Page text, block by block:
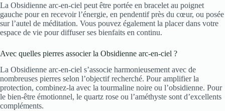
La Obsidienne arc-en-ciel peut être portée en bracelet au poignet
gauche pour en recevoir l’énergie, en pendentif près du cœur, ou posée
sur l’autel de méditation. Vous pouvez également la placer dans votre
espace de vie pour diffuser ses bienfaits en continu.
Avec quelles pierres associer la Obsidienne arc-en-ciel ?
La Obsidienne arc-en-ciel s’associe harmonieusement avec de
nombreuses pierres selon l’objectif recherché. Pour amplifier la
protection, combinez-la avec la tourmaline noire ou l’obsidienne. Pour
le bien-être émotionnel, le quartz rose ou l’améthyste sont d’excellents
compléments.